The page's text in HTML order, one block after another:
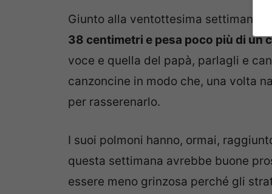
Giunto alla ventottesima settimana
38 centimetri e pesa poco più di un
voce e quella del papà, parlagli e
canzoncine in modo che, una volta
per rasserenarlo.
I suoi polmoni hanno, ormai,
questa settimana avrebbe buone
essere meno grinzosa perché gli